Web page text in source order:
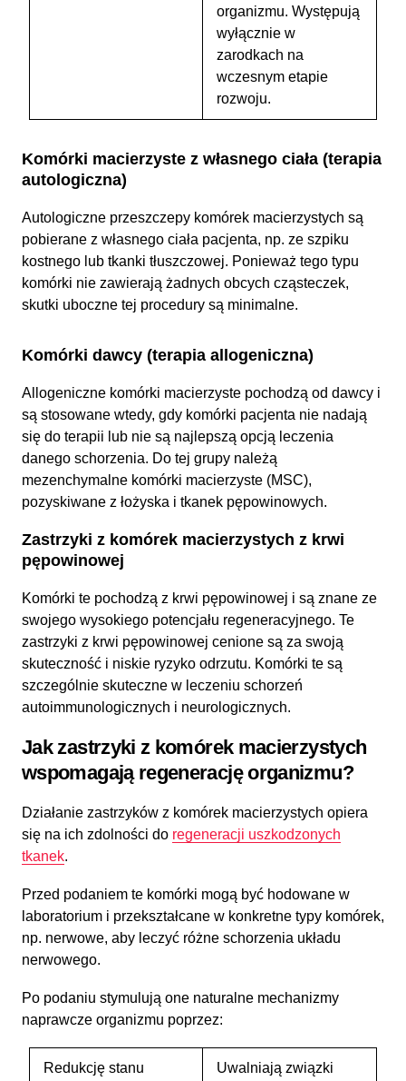
organizmu. Występują
wyłącznie w
zarodkach na
wczesnym etapie
rozwoju.
Komórki macierzyste z własnego ciała (terapia
autologiczna)
Autologiczne przeszczepy komórek macierzystych są
pobierane z własnego ciała pacjenta, np. ze szpiku
kostnego lub tkanki tłuszczowej. Ponieważ tego typu
komórki nie zawierają żadnych obcych cząsteczek,
skutki uboczne tej procedury są minimalne.
Komórki dawcy (terapia allogeniczna)
Allogeniczne komórki macierzyste pochodzą od dawcy i
są stosowane wtedy, gdy komórki pacjenta nie nadają
się do terapii lub nie są najlepszą opcją leczenia
danego schorzenia. Do tej grupy należą
mezenchymalne komórki macierzyste (MSC),
pozyskiwane z łożyska i tkanek pępowinowych.
Zastrzyki z komórek macierzystych z krwi
pępowinowej
Komórki te pochodzą z krwi pępowinowej i są znane ze
swojego wysokiego potencjału regeneracyjnego. Te
zastrzyki z krwi pępowinowej cenione są za swoją
skuteczność i niskie ryzyko odrzutu. Komórki te są
szczególnie skuteczne w leczeniu schorzeń
autoimmunologicznych i neurologicznych.
Jak zastrzyki z komórek macierzystych
wspomagają regenerację organizmu?
Działanie zastrzyków z komórek macierzystych opiera
się na ich zdolności do regeneracji uszkodzonych
tkanek.
Przed podaniem te komórki mogą być hodowane w
laboratorium i przekształcane w konkretne typy komórek,
np. nerwowe, aby leczyć różne schorzenia układu
nerwowego.
Po podaniu stymulują one naturalne mechanizmy
naprawcze organizmu poprzez:
Redukcję stanu
Uwalniają związki